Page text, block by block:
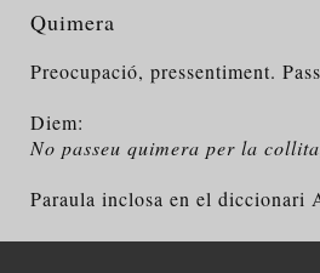
Quimera
Preocupació, pressentiment.
Diem:
No passeu quimera per la
Paraula inclosa en el diccionari